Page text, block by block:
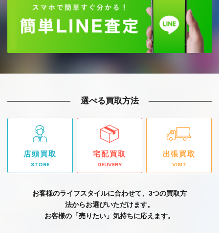
選べる買取方法
店頭買取
STORE
宅配買取
DELIVERY
出張買取
VISIT
お客様のライフスタイルに合わせて、3つの買取方
法からお選びいただけます。
お客様の「売りたい」気持ちに応えます。